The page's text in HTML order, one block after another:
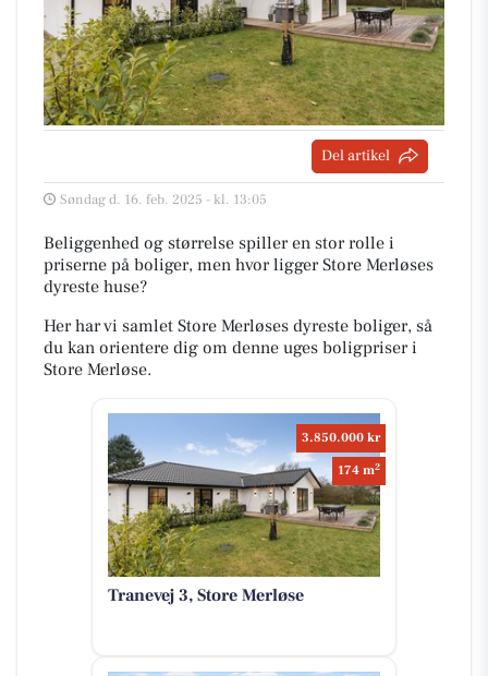
Del artikel
Søndag d. 16. feb. 2025 - kl. 13:05
Beliggenhed og størrelse spiller en stor rolle i
priserne på boliger, men hvor ligger Store Merløses
dyreste huse?
Her har vi samlet Store Merløses dyreste boliger, så
du kan orientere dig om denne uges boligpriser i
Store Merløse.
3.850.000 kr
174 m2
Tranevej 3, Store Merløse